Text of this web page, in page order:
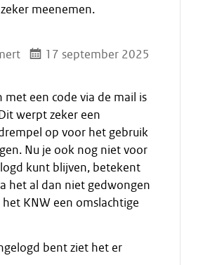
meenemen.
17 september 2025
met een code via de mail is
werpt zeker een
op voor het gebruik
Nu je ook nog niet voor
kunt blijven, betekent
het al dan niet gedwongen
KNW een omslachtige
bent ziet het er